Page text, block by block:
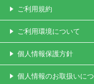
ご利用規約
ご利用環境について
個人情報保護方針
個人情報のお取扱いに